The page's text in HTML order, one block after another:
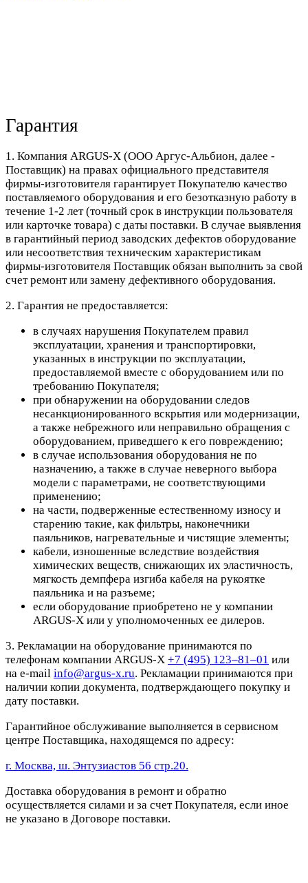
Гарантия
1. Компания ARGUS-X (ООО Аргус-Альбион, далее -
Поставщик) на правах официального представителя
фирмы-изготовителя гарантирует Покупателю качество
поставляемого оборудования и его безотказную работу в
течение 1-2 лет (точный срок в инструкции пользователя
или карточке товара) с даты поставки. В случае выявления
в гарантийный период заводских дефектов оборудование
или несоответствия техническим характеристикам
фирмы-изготовителя Поставщик обязан выполнить за свой
счет ремонт или замену дефективного оборудования.
2. Гарантия не предоставляется:
в случаях нарушения Покупателем правил
эксплуатации, хранения и транспортировки,
указанных в инструкции по эксплуатации,
предоставляемой вместе с оборудованием или по
требованию Покупателя;
при обнаружении на оборудовании следов
несанкционированного вскрытия или модернизации,
а также небрежного или неправильно обращения с
оборудованием, приведшего к его повреждению;
в случае использования оборудования не по
назначению, а также в случае неверного выбора
модели с параметрами, не соответствующими
применению;
на части, подверженные естественному износу и
старению такие, как фильтры, наконечники
паяльников, нагревательные и чистящие элементы;
кабели, изношенные вследствие воздействия
химических веществ, снижающих их эластичность,
мягкость демпфера изгиба кабеля на рукоятке
паяльника и на разъеме;
если оборудование приобретено не у компании
ARGUS-X или у уполномоченных ее дилеров.
3. Рекламации на оборудование принимаются по
телефонам компании ARGUS-X +7 (495) 123–81–01 или
на e-mail info@argus-x.ru. Рекламации принимаются при
наличии копии документа, подтверждающего покупку и
дату поставки.
Гарантийное обслуживание выполняется в сервисном
центре Поставщика, находящемся по адресу:
г. Москва, ш. Энтузиастов 56 стр.20.
Доставка оборудования в ремонт и обратно
осуществляется силами и за счет Покупателя, если иное
не указано в Договоре поставки.